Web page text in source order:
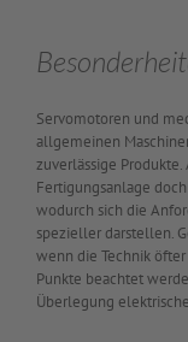
Servomotoren und
allgemeinen
zuverlässige
Fertigungsanlage
wodurch sich die
spezieller darstellen.
wenn die Technik
Punkte beachtet
Überlegung